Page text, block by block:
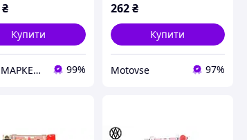
₴
Купити
"УЮТ-МАРКЕТ" інтернет-магазин 99%
262₴
Купити
Motovse 97%